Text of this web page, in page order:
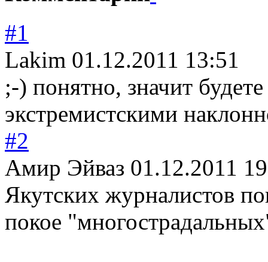
#1
Lakim 01.12.2011 13:51
;-) понятно, значит
экстремистскими
#2
Амир Эйваз 01.12.2011
Якутских журналистов
покое "многострадальн